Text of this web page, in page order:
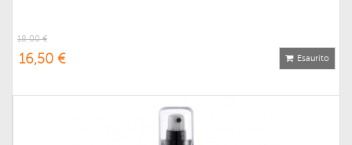
18,00 €
16,50 € Esaurito